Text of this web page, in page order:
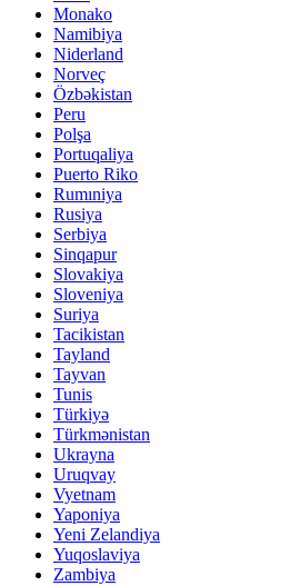
Monako
Namibiya
Niderland
Norveç
Özbəkistan
Peru
Polşa
Portuqaliya
Puerto Riko
Rumıniya
Rusiya
Serbiya
Sinqapur
Slovakiya
Sloveniya
Suriya
Tacikistan
Tayland
Tayvan
Tunis
Türkiyə
Türkmənistan
Ukrayna
Uruqvay
Vyetnam
Yaponiya
Yeni Zelandiya
Yuqoslaviya
Zambiya